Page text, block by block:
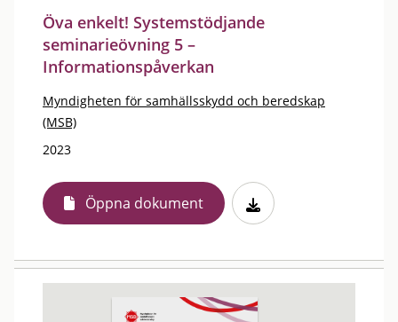
Öva enkelt! Systemstödjande
seminarieövning 5 –
Informationspåverkan
Myndigheten för samhällsskydd och beredskap
(MSB)
2023
Öppna dokument